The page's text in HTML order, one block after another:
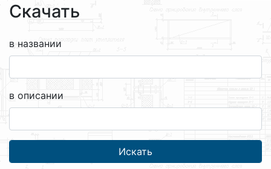
Скачать
в названии
в описании